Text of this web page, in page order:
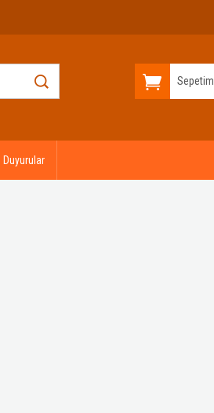
Sepetim
Duyurular